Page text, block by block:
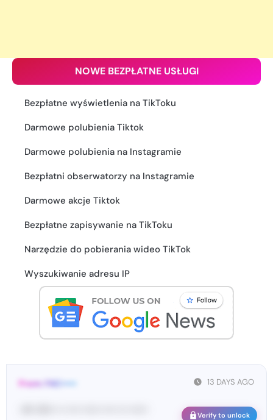
NOWE BEZPŁATNE USŁUGI
Bezpłatne wyświetlenia na TikToku
Darmowe polubienia Tiktok
Darmowe polubienia na Instagramie
Bezpłatni obserwatorzy na Instagramie
Darmowe akcje Tiktok
Bezpłatne zapisywanie na TikToku
Narzędzie do pobierania wideo TikTok
Wyszukiwanie adresu IP
13 DAYS AGO
From: FAC•••••
Verify to unlock